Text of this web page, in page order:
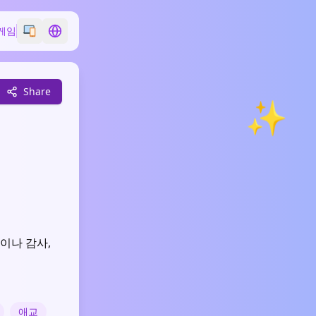
임 Switch emoji style
Switch language
✨
Share
나 감사,
애교